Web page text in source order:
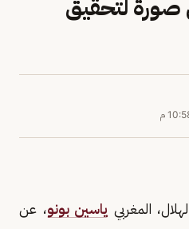
لتحقيق
م
المغربي ياسين بونو، عن